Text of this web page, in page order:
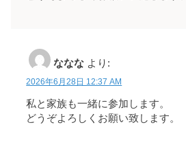
ななな より:
2026年6月28日 12:37 AM
私と家族も一緒に参加します。
どうぞよろしくお願い致します。